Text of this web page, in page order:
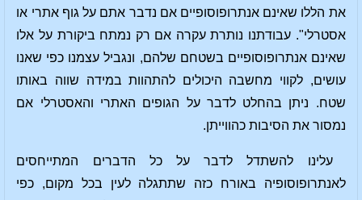
את הללו שאינם אנתרופוסופיים אם נדבר אתם על גוף אתרי או
אסטרלי". עבודתנו נותרת עקרה אם רק נמתח ביקורת על אלו
שאינם אנתרופוסופיים בשטחם שלהם, ונגביל עצמנו כפי שאנו
עושים, לקווי מחשבה היכולים להתהוות במידה שווה באותו
שטח. ניתן בהחלט לדבר על הגופים האתרי והאסטרלי אם
נמסור את הסיבות כהווייתן.
עלינו להשתדל לדבר על כל הדברים המתייחסים
לאנתרופוסופיה באורח כזה שתתגלה לעין בכל מקום, כפי